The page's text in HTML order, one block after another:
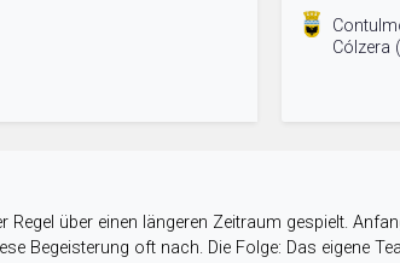
Cólzera
Regel über einen längeren Zeitraum gespielt.
Begeisterung oft nach. Die Folge: Das eigene